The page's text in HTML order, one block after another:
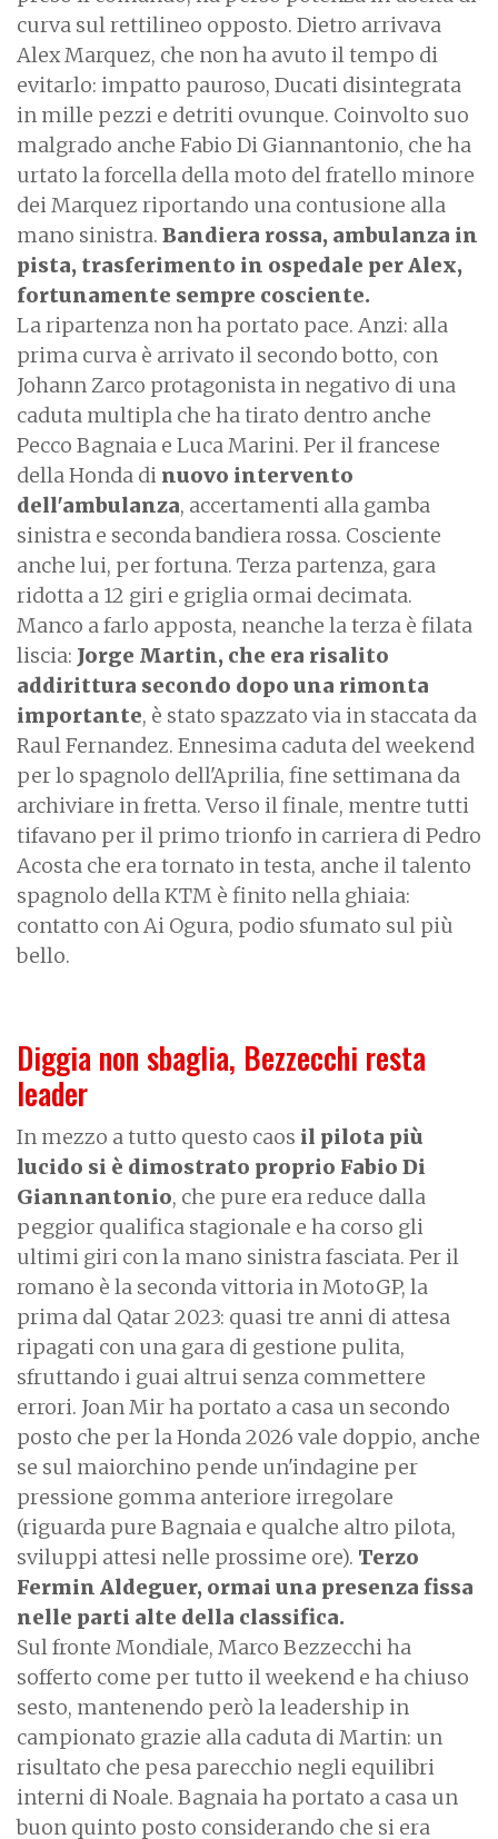
curva sul rettilineo opposto. Dietro arrivava
Alex Marquez, che non ha avuto il tempo di
evitarlo: impatto pauroso, Ducati disintegrata
in mille pezzi e detriti ovunque. Coinvolto suo
malgrado anche Fabio Di Giannantonio, che ha
urtato la forcella della moto del fratello minore
dei Marquez riportando una contusione alla
mano sinistra. Bandiera rossa, ambulanza in
pista, trasferimento in ospedale per Alex,
fortunamente sempre cosciente.
La ripartenza non ha portato pace. Anzi: alla
prima curva è arrivato il secondo botto, con
Johann Zarco protagonista in negativo di una
caduta multipla che ha tirato dentro anche
Pecco Bagnaia e Luca Marini. Per il francese
della Honda di nuovo intervento
dell'ambulanza, accertamenti alla gamba
sinistra e seconda bandiera rossa. Cosciente
anche lui, per fortuna. Terza partenza, gara
ridotta a 12 giri e griglia ormai decimata.
Manco a farlo apposta, neanche la terza è filata
liscia: Jorge Martin, che era risalito
addirittura secondo dopo una rimonta
importante, è stato spazzato via in staccata da
Raul Fernandez. Ennesima caduta del weekend
per lo spagnolo dell'Aprilia, fine settimana da
archiviare in fretta. Verso il finale, mentre tutti
tifavano per il primo trionfo in carriera di Pedro
Acosta che era tornato in testa, anche il talento
spagnolo della KTM è finito nella ghiaia:
contatto con Ai Ogura, podio sfumato sul più
bello.
Diggia non sbaglia, Bezzecchi resta
leader
In mezzo a tutto questo caos il pilota più
lucido si è dimostrato proprio Fabio Di
Giannantonio, che pure era reduce dalla
peggior qualifica stagionale e ha corso gli
ultimi giri con la mano sinistra fasciata. Per il
romano è la seconda vittoria in MotoGP, la
prima dal Qatar 2023: quasi tre anni di attesa
ripagati con una gara di gestione pulita,
sfruttando i guai altrui senza commettere
errori. Joan Mir ha portato a casa un secondo
posto che per la Honda 2026 vale doppio, anche
se sul maiorchino pende un'indagine per
pressione gomma anteriore irregolare
(riguarda pure Bagnaia e qualche altro pilota,
sviluppi attesi nelle prossime ore). Terzo
Fermin Aldeguer, ormai una presenza fissa
nelle parti alte della classifica.
Sul fronte Mondiale, Marco Bezzecchi ha
sofferto come per tutto il weekend e ha chiuso
sesto, mantenendo però la leadership in
campionato grazie alla caduta di Martin: un
risultato che pesa parecchio negli equilibri
interni di Noale. Bagnaia ha portato a casa un
buon quinto posto considerando che si era